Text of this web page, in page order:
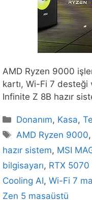
AMD Ryzen 9000
kartı, Wi-Fi 7 desteği
Infinite Z 8B hazır
Kategoriler
Donanım, Kasa,
Etiketler
AMD Ryzen 9000,
hazır sistem, MSI
bilgisayarı, RTX 5070
Cooling AI, Wi-Fi 7
Zen 5 masaüstü